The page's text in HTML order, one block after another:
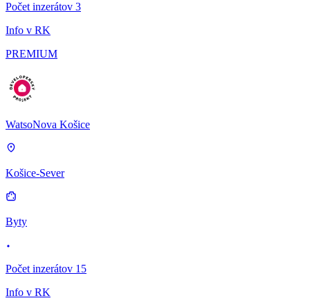
Počet inzerátov 3
Info v RK
PREMIUM
WatsoNova Košice
Košice-Sever
Byty
Počet inzerátov 15
Info v RK